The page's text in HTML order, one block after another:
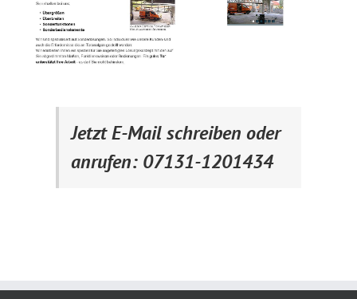
Jetzt E-Mail schreiben oder
anrufen: 07131-1201434